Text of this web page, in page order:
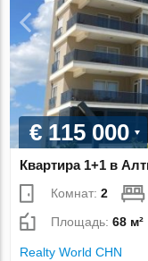
€ 115 000
Квартира 1+1 в
Комнат:2
Площадь:68 м²
Realty World CHN